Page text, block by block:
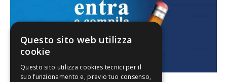
Questo sito web utilizza
cookie